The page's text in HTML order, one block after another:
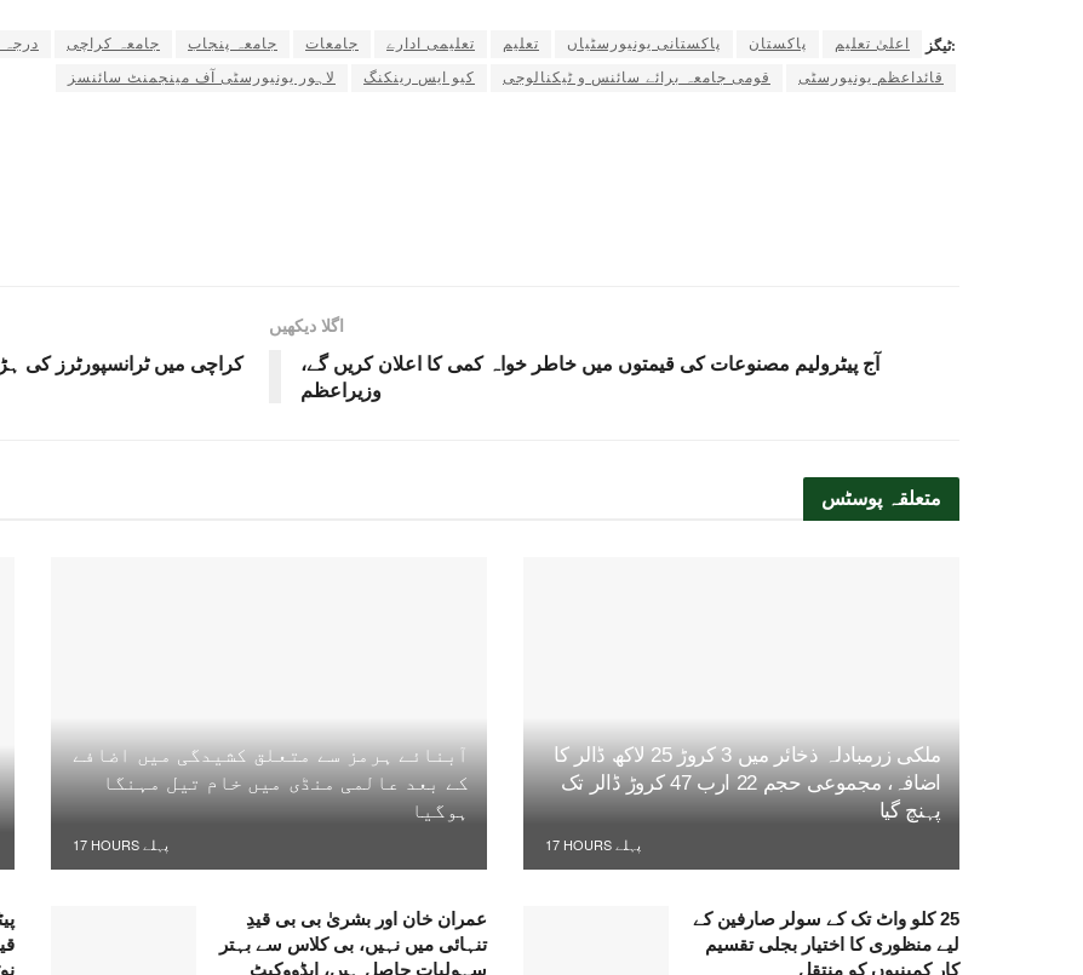
ٹیگز: اعلیٰ تعلیم پاکستان پاکستانی یونیورسٹیاں تعلیم تعلیمی ادارے جامعات جامعہ پنجاب جامعہ کراچی درجہ
قائداعظم یونیورسٹی
قومی جامعہ برائے سائنس و ٹیکنالوجی کیو ایس رینکنگ لاہور یونیورسٹی آف مینجمنٹ سائنسز
کراچی میں ٹرانسپورٹرز کی
اگلا دیکھیں
آج پیٹرولیم مصنوعات کی قیمتوں میں خاطر خواہ کمی کا اعلان کریں گے،
وزیراعظم
متعلقہ پوسٹس
ملکی زرمبادلہ ذخائر میں 3 کروڑ 25 لاکھ ڈالر کا
اضافہ، مجموعی حجم 22 ارب 47 کروڑ ڈالر تک
پہنچ گیا
17 HOURS پہلے
آبنائے ہرمز سے متعلق کشیدگی میں اضافے
کے بعد عالمی منڈی میں خام تیل مہنگا
ہوگیا
17 HOURS پہلے
25 کلو واٹ تک کے سولر صارفین کے
لیے منظوری کا اختیار بجلی تقسیم
کار کمپنیوں کو منتقل
عمران خان اور بشریٰ بی بی قیدِ
تنہائی میں نہیں، بی کلاس سے بہتر
سہولیات حاصل ہیں، ایڈووکیٹ